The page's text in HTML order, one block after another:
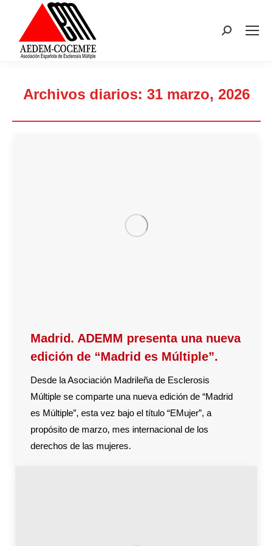
Buscar:
Archivos diarios: 31 marzo, 2026
Madrid. ADEMM presenta una nueva
edición de “Madrid es Múltiple”.
Desde la Asociación Madrileña de Esclerosis
Múltiple se comparte una nueva edición de “Madrid
es Múltiple”, esta vez bajo el título “EMujer”, a
propósito de marzo, mes internacional de los
derechos de las mujeres.